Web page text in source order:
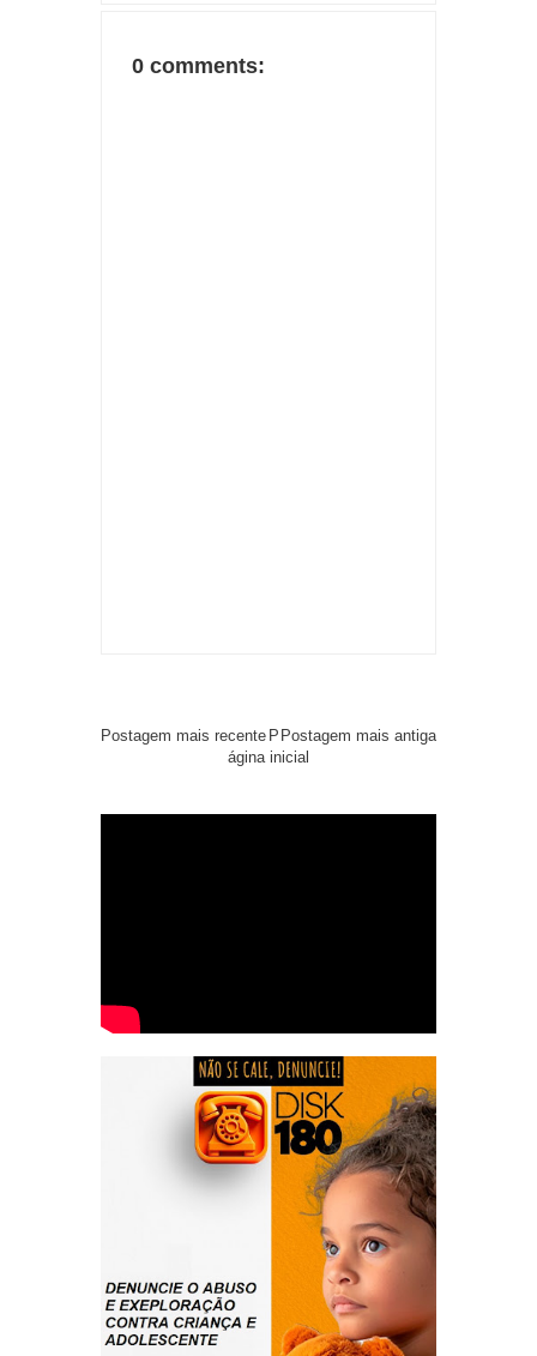
0 comments:
Postagem mais recente Postagem mais antiga
P
ágina inicial